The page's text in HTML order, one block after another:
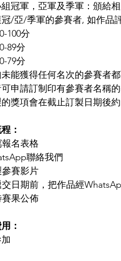
冠軍，亞軍及季軍：頒給
/亞/季軍的參賽者, 如作品
100分
89分
79分
能獲得任何名次的參賽者
申請訂制印有參賽者名稱
獎項會在截止訂製日期後
：
報名表格
聯絡我們
參賽影片
交日期前，把作品經
賽果公佈
：